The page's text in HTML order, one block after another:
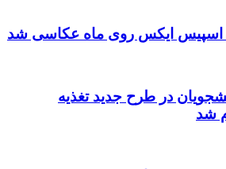
اسپیس ایکس روی ماه عکاسی شد
در طرح جدید تغذیه
شد